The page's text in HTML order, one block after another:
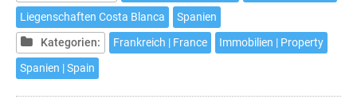
de
louer
à
Liegenschaften Costa Blanca
Spanien
Kategorien:
Frankreich | France
Immobilien | Property
Spanien | Spain